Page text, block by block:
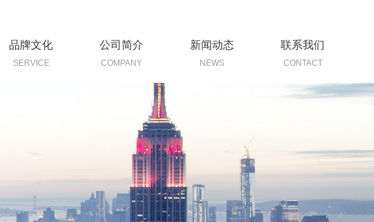
品牌文化
SERVICE
公司简介
COMPANY
新闻动态
NEWS
联系我们
CONTACT